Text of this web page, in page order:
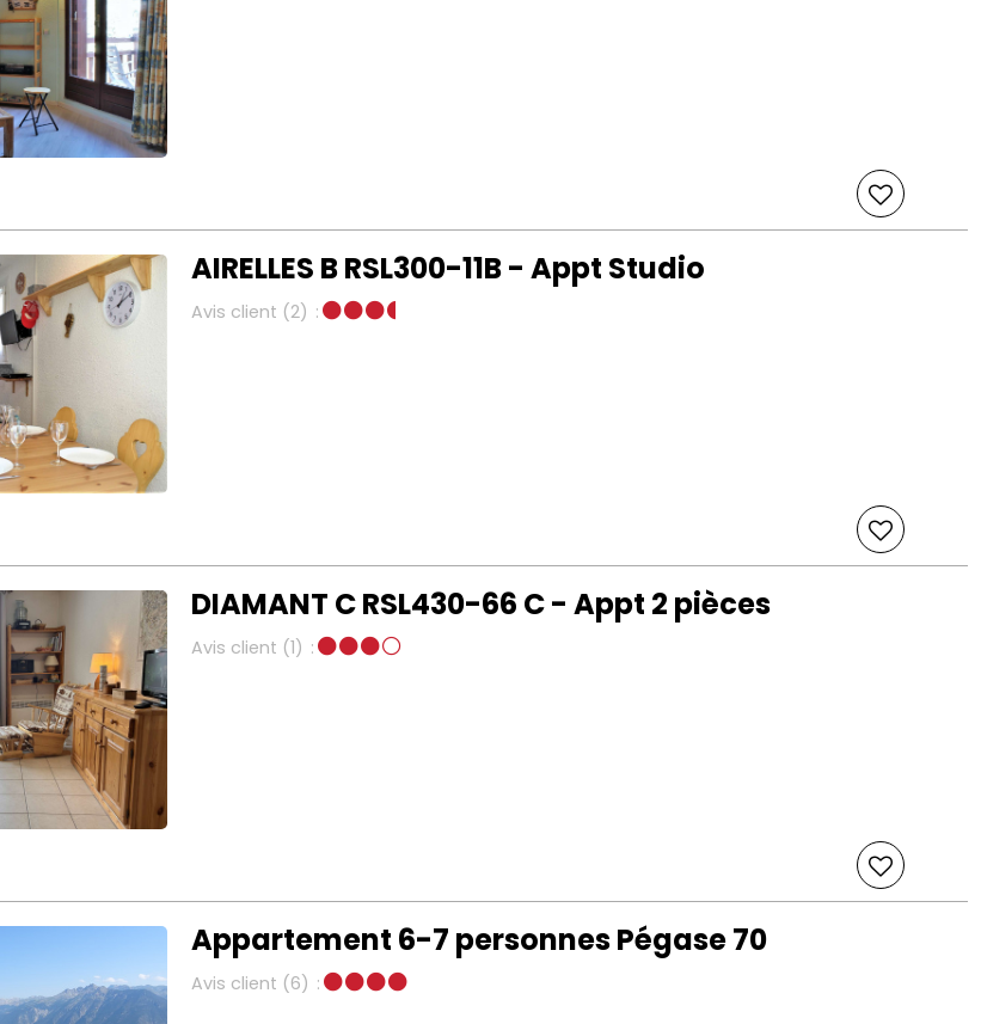
AIRELLES B RSL300-11B - Appt Studio
Avis client (2)
DIAMANT C RSL430-66 C - Appt 2 pièces
Avis client (1)
Appartement 6-7 personnes Pégase 70
Avis client (6)